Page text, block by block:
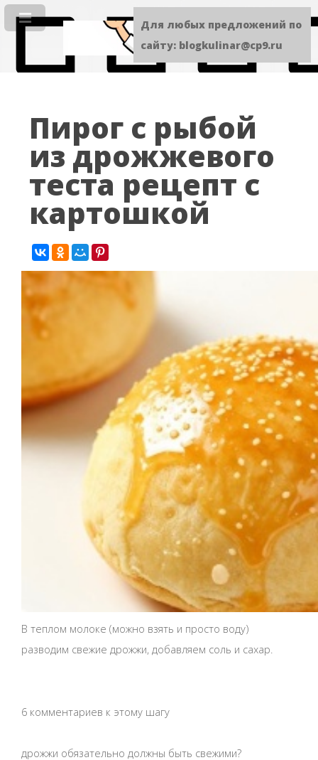
Пирог с рыбой
из дрожжевого
теста рецепт с
картошкой
В теплом молоке (можно взять и просто воду)
разводим свежие дрожжи, добавляем соль и сахар.
6 комментариев к этому шагу
дрожжи обязательно должны быть свежими?
Для любых предложений по
сайту: blogkulinar@cp9.ru